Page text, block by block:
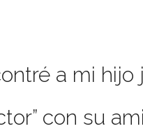
a mi hijo
con su